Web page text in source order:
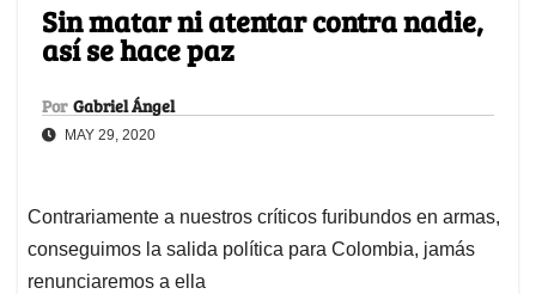
Sin matar ni atentar contra nadie,
así se hace paz
Por Gabriel Ángel
MAY 29, 2020
Contrariamente a nuestros críticos furibundos en armas,
conseguimos la salida política para Colombia, jamás
renunciaremos a ella